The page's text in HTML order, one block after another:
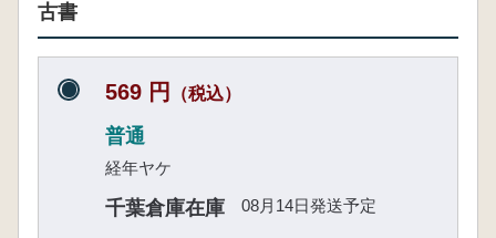
古書
569 円 （税込）
普通
経年ヤケ
千葉倉庫在庫 08月14日発送予定